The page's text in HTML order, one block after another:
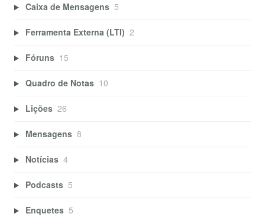
Caixa de Mensagens 5
Ferramenta Externa (LTI) 2
Fóruns 15
Quadro de Notas 10
Lições 26
Mensagens 8
Notícias 4
Podcasts 5
Enquetes 5